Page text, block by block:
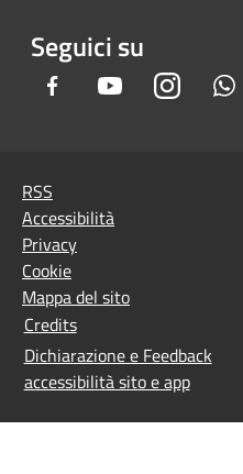
Seguici su
Facebook YoutubeInstagram
RSS
Accessibilità
Privacy
Cookie
Mappa del sito
Credits
Dichiarazione e Feedback
accessibilità sito e app